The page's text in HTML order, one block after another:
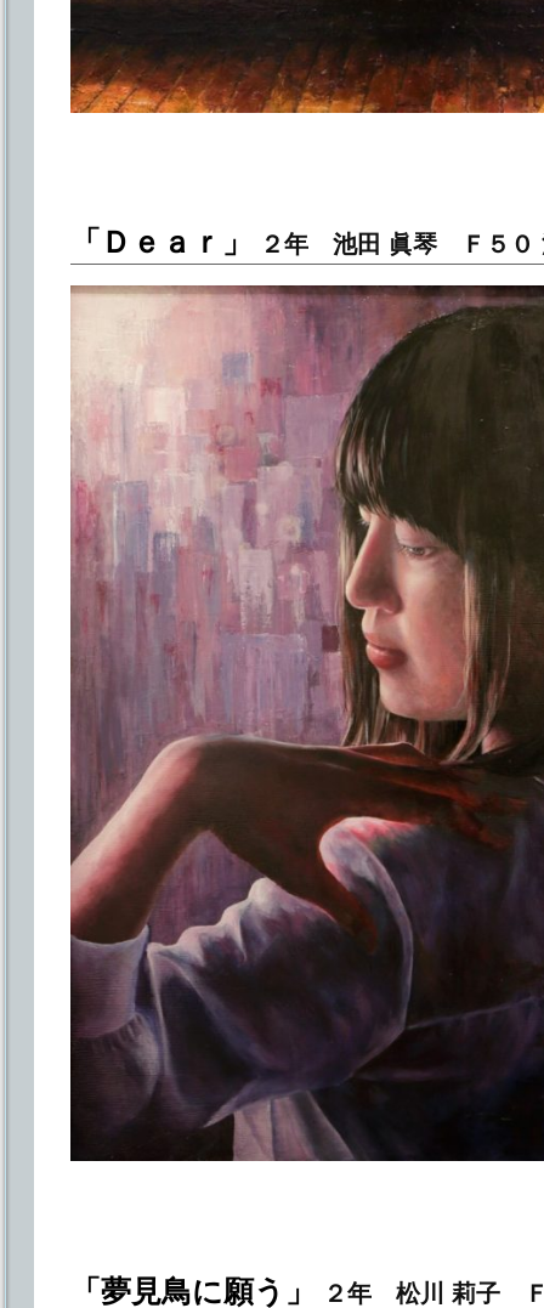
「Ｄｅａｒ」 ２年 池田 眞琴 Ｆ５０
「夢見鳥に願う」 ２年 松川 莉子 Ｆ